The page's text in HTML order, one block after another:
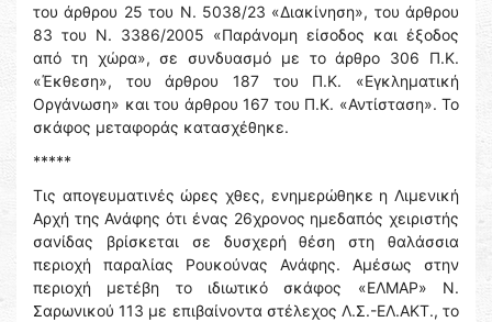
του άρθρου 25 του Ν. 5038/23 «Διακίνηση», του άρθρου
83 του Ν. 3386/2005 «Παράνομη είσοδος και έξοδος
από τη χώρα», σε συνδυασμό με το άρθρο 306 Π.Κ.
«Έκθεση», του άρθρου 187 του Π.Κ. «Εγκληματική
Οργάνωση» και του άρθρου 167 του Π.Κ. «Αντίσταση». Το
σκάφος μεταφοράς κατασχέθηκε.
*****
Τις απογευματινές ώρες χθες, ενημερώθηκε η Λιμενική
Αρχή της Ανάφης ότι ένας 26χρονος ημεδαπός χειριστής
σανίδας βρίσκεται σε δυσχερή θέση στη θαλάσσια
περιοχή παραλίας Ρουκούνας Ανάφης. Αμέσως στην
περιοχή μετέβη το ιδιωτικό σκάφος «ΕΛΜΑΡ» Ν.
Σαρωνικού 113 με επιβαίνοντα στέλεχος Λ.Σ.-ΕΛ.ΑΚΤ., το